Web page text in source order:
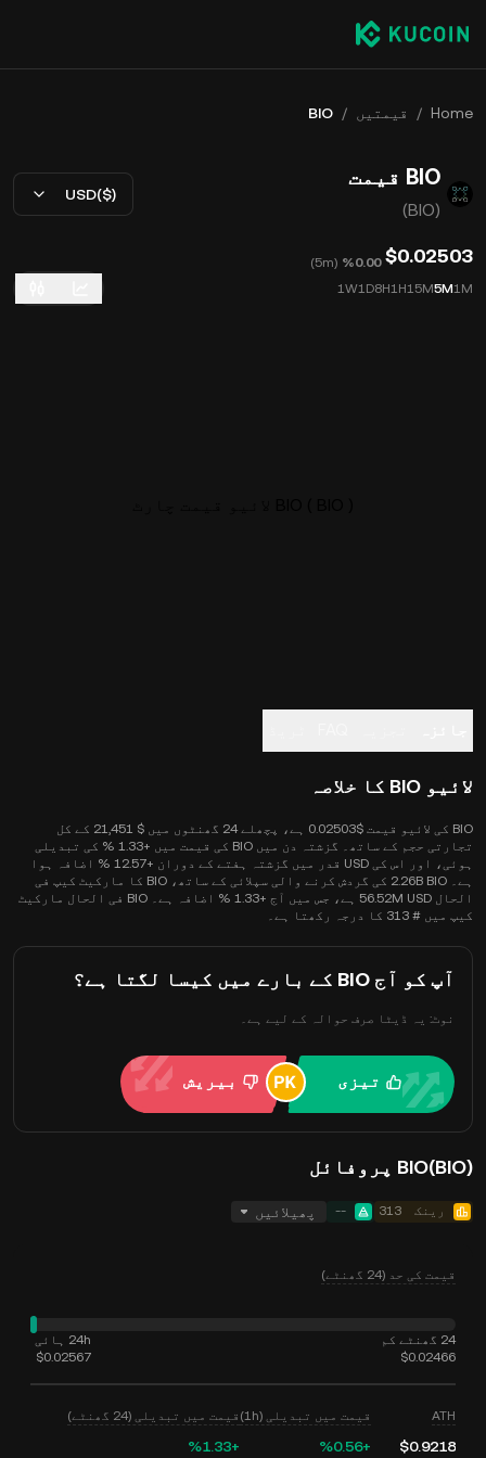
Home
/ قیمتیں /
BIO
BIO قیمت
(BIO)
USD($)
$0.02503
‮‭0.00‬%‬
(
5m
)
1M
5M
15M
1H
8H
1D
1W
لائیو BIO کا خلاصہ
BIO کی لائیو قیمت $0.02503 ہے، پچھلے 24 گھنٹوں میں $ 21,451 کے کل
تجارتی حجم کے ساتھ۔ گزشتہ دن میں BIO کی قیمت میں +1.33 % کی تبدیلی
ہوئی، اور اس کی USD قدر میں گزشتہ ہفتے کے دوران +12.57 % اضافہ ہوا
ہے۔ 2.26B BIO کی گردش کرنے والی سپلائی کے ساتھ، BIO کا مارکیٹ کیپ فی
الحال 56.52M USD ہے، جس میں آج +1.33 % اضافہ ہے۔ BIO فی الحال مارکیٹ
کیپ میں # 313 کا درجہ رکھتا ہے۔
آپ کو آج BIO کے بارے میں کیسا لگتا ہے؟
نوٹ: یہ ڈیٹا صرف حوالہ کے لیے ہے۔
تیزی بیریش
BIO(BIO) پروفائل
رینک 313
-- پھیلائیں
قیمت کی حد (24 گھنٹے)
24 گھنٹے کم
$0.02466
24h ہائی
$0.02567
ATH
$0.9218
قیمت میں تبدیلی (1h)
‮+‭0.56‬%‬
قیمت میں تبدیلی (24 گھنٹے)
‮+‭1.33‬%‬